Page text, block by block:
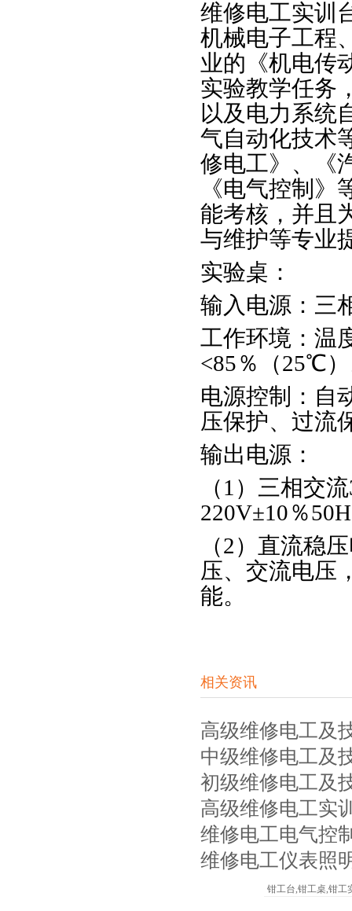
维修电工实训
机械电子工程
业的《机电传
实验教学任务
以及电力系统
气自动化技术
修电工》、《
《电气控制
能考核，并且
与维护等专业
实验桌：
输入电源：三
工作环境：温
<85％（25℃
电源控制：自
压保护、过流
输出电源：
（1）三相交
220V±10％
（2）直流稳
压、交流电压
能。
相关资讯
高级维修电工及
中级维修电工及
初级维修电工及
高级维修电工实
维修电工电气控
维修电工仪表照
钳工台,钳工桌,钳工